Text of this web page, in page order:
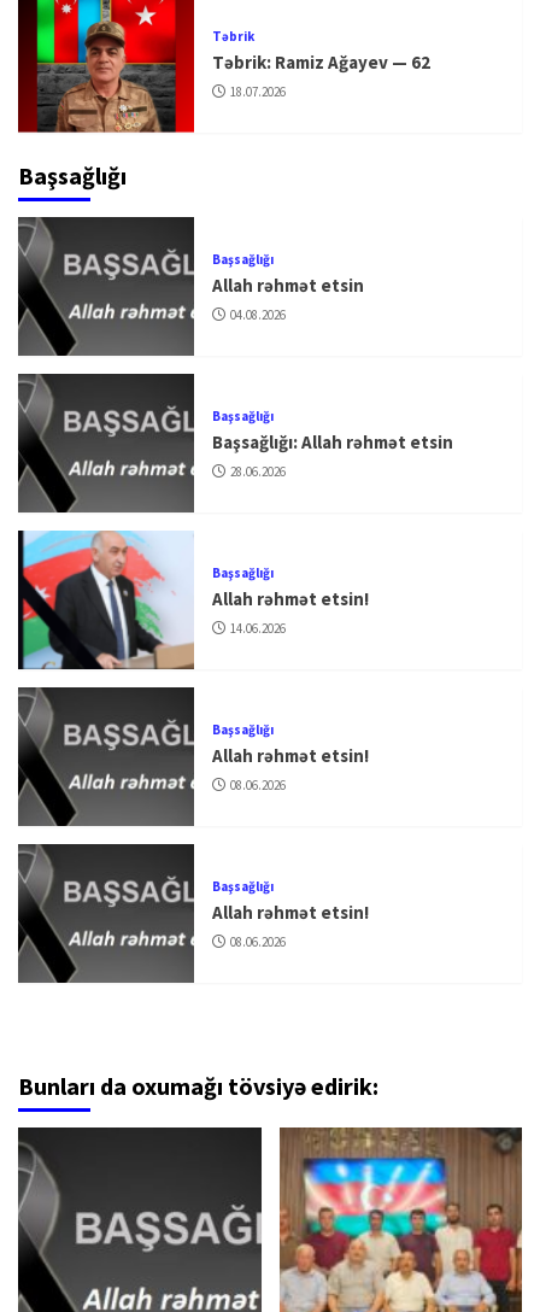
Təbrik
Təbrik: Ramiz Ağayev — 62
18.07.2026
Başsağlığı
Başsağlığı
Allah rəhmət etsin
04.08.2026
Başsağlığı
Başsağlığı: Allah rəhmət etsin
28.06.2026
Başsağlığı
Allah rəhmət etsin!
14.06.2026
Başsağlığı
Allah rəhmət etsin!
08.06.2026
Başsağlığı
Allah rəhmət etsin!
08.06.2026
Bunları da oxumağı tövsiyə edirik: